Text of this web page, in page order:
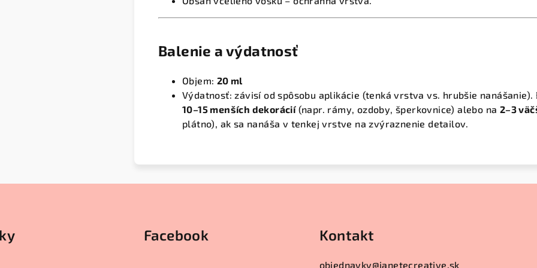
Balenie a výdatnosť
Objem: 20 ml
Výdatnosť: závisí od spôsobu aplikácie (tenká vrstva vs. hrubšie
10–15 menších dekorácií(napr. rámy, ozdoby, šperkovnice) alebo na 2–3
plátno), ak sa nanáša v tenkej vrstve na zvýraznenie detailov.
Facebook Kontakt
objednavky@janetecreative.sk